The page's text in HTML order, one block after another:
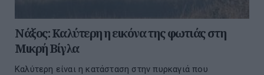
Νάξος: Καλύτερη η εικόνα της φωτιάς στη
Μικρή Βίγλα
Καλύτερη είναι η κατάσταση στην πυρκαγιά που